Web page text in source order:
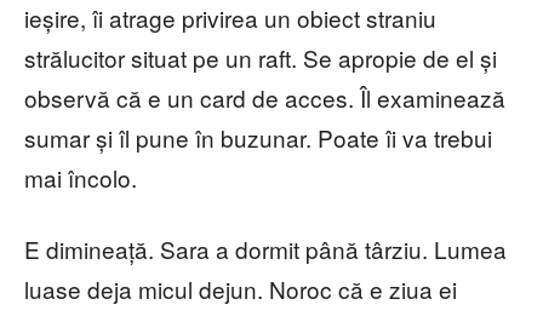
ieșire, îi atrage privirea un obiect straniu
strălucitor situat pe un raft. Se apropie de el și
observă că e un card de acces. Îl examinează
sumar și îl pune în buzunar. Poate îi va trebui
mai încolo.
E dimineață. Sara a dormit până târziu. Lumea
luase deja micul dejun. Noroc că e ziua ei